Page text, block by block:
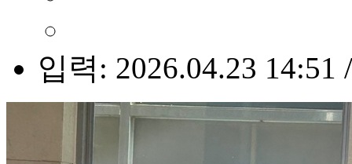
입력: 2026.04.23 14:51